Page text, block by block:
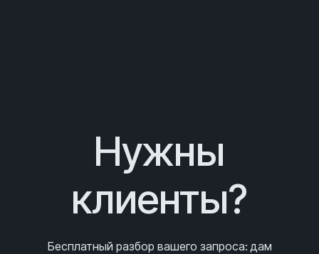
Нужны
клиенты?
Бесплатный разбор вашего запроса: дам